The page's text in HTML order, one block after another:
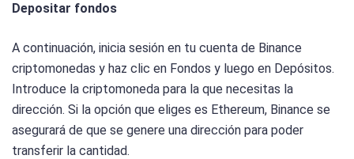
Depositar fondos
A continuación, inicia sesión en tu cuenta de Binance
criptomonedas y haz clic en Fondos y luego en Depósitos.
Introduce la criptomoneda para la que necesitas la
dirección. Si la opción que eliges es Ethereum, Binance se
asegurará de que se genere una dirección para poder
transferir la cantidad.